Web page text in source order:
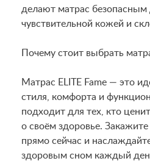
делают матрас
чувствительной кожей и
Почему стоит выбрать
Матрас ELITE Fame — это
стиля, комфорта и
подходит для тех, кто
о своём здоровье. Закажите
прямо сейчас и
здоровым сном каждый